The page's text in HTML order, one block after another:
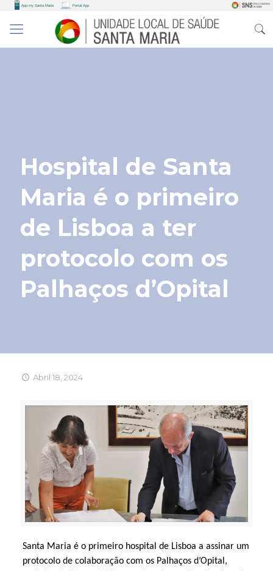
Hospital de Santa
Maria é o primeiro
de Lisboa a ter
protocolo com os
Palhaços d’Opital
Abril 18, 2024
Santa Maria é o primeiro hospital de Lisboa a assinar um
protocolo de colaboração com os Palhaços d’Opital,